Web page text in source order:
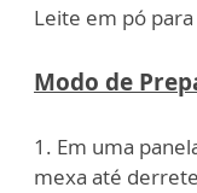
Leite em pó
Modo de
1. Em uma
mexa até